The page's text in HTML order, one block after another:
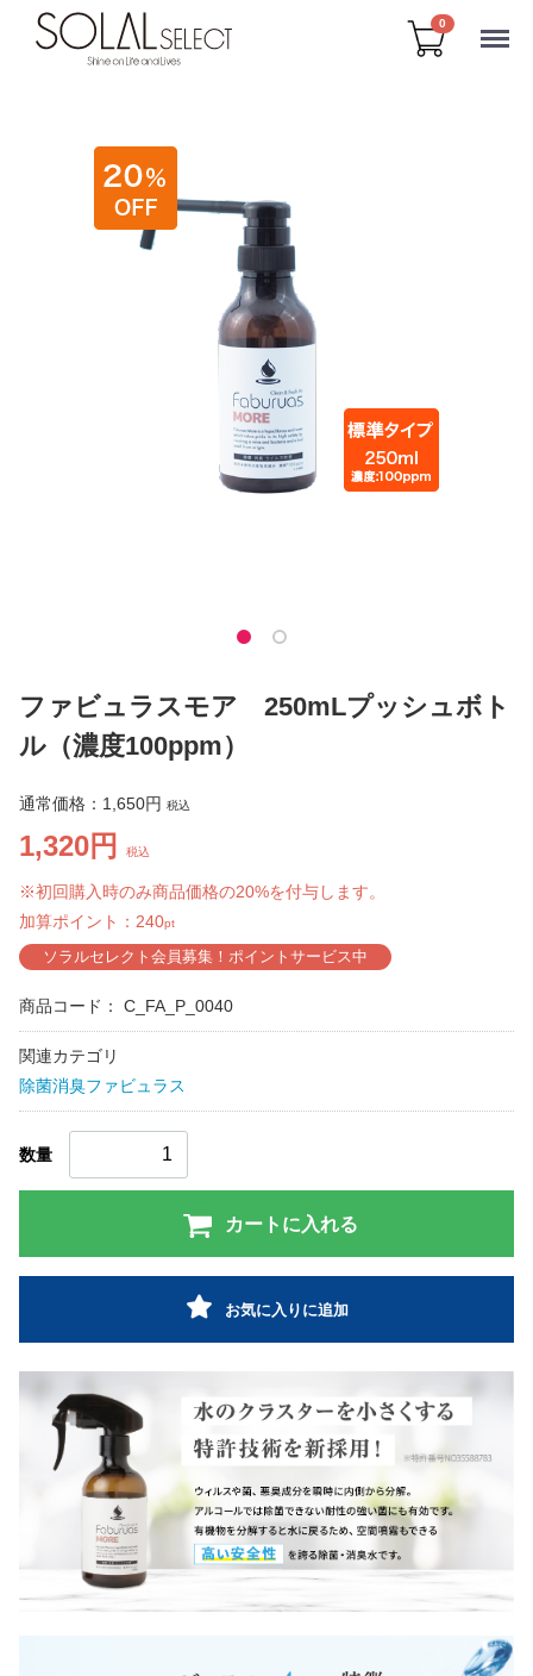
0
ファビュラスモア 250mLプッシュボト
ル（濃度100ppm）
通常価格： 1,650円 税込
1,320円 税込
※初回購入時のみ商品価格の20%を付与します。
加算ポイント： 240pt
ソラルセレクト会員募集！ポイントサービス中
商品コード： C_FA_P_0040
関連カテゴリ
除菌消臭ファビュラス
数量
カートに入れる
お気に入りに追加